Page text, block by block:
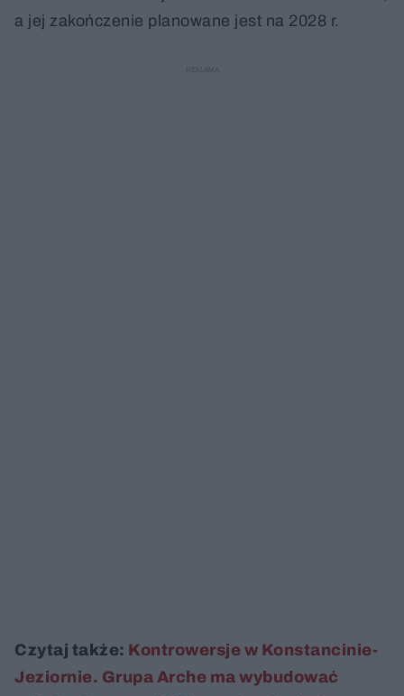
a jej zakończenie planowane jest na 2028 r.
Czytaj także: Kontrowersje w Konstancinie-
Jeziornie. Grupa Arche ma wybudować